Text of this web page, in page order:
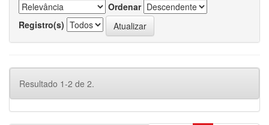
Ordenar
Registro(s)
Resultado 1-2 de 2.